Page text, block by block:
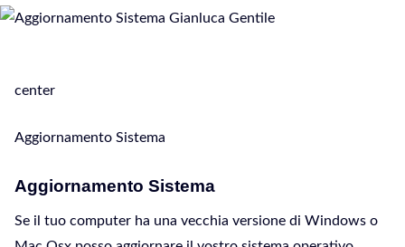
center
Aggiornamento Sistema
Aggiornamento Sistema
Se il tuo computer ha una vecchia versione di Windows o